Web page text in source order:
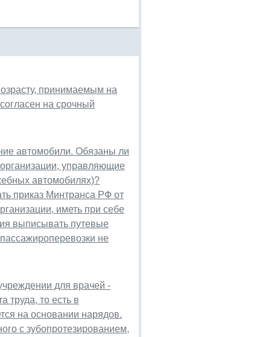
принимаемым на
на срочный
автомобили. Обязаны ли
управляющие
автомобилях)?
приказ Минтранса РФ от
иметь при себе
выписывать путевые
не
для врачей -
труда, то есть в
на основании нарядов.
с зубопротезированием,